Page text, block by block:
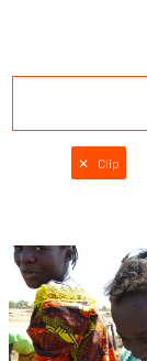
✕ Clip